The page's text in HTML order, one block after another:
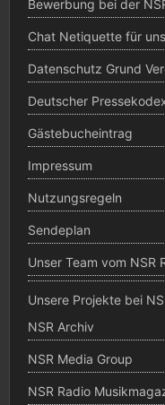
Bewerbung bei der
Chat Netiquette für
Datenschutz Grund
Deutscher
Gästebucheintrag
Impressum
Nutzungsregeln
Sendeplan
Unser Team vom NSR
Unsere Projekte bei
NSR Archiv
NSR Media Group
NSR Radio